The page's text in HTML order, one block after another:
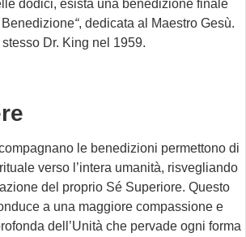
dodici, esista una benedizione finale
Benedizione“, dedicata al Maestro Gesù.
Dr. King nel 1959.
le benedizioni permettono di
verso l’intera umanità, risvegliando
del proprio Sé Superiore. Questo
a una maggiore compassione e
dell’Unità che pervade ogni forma